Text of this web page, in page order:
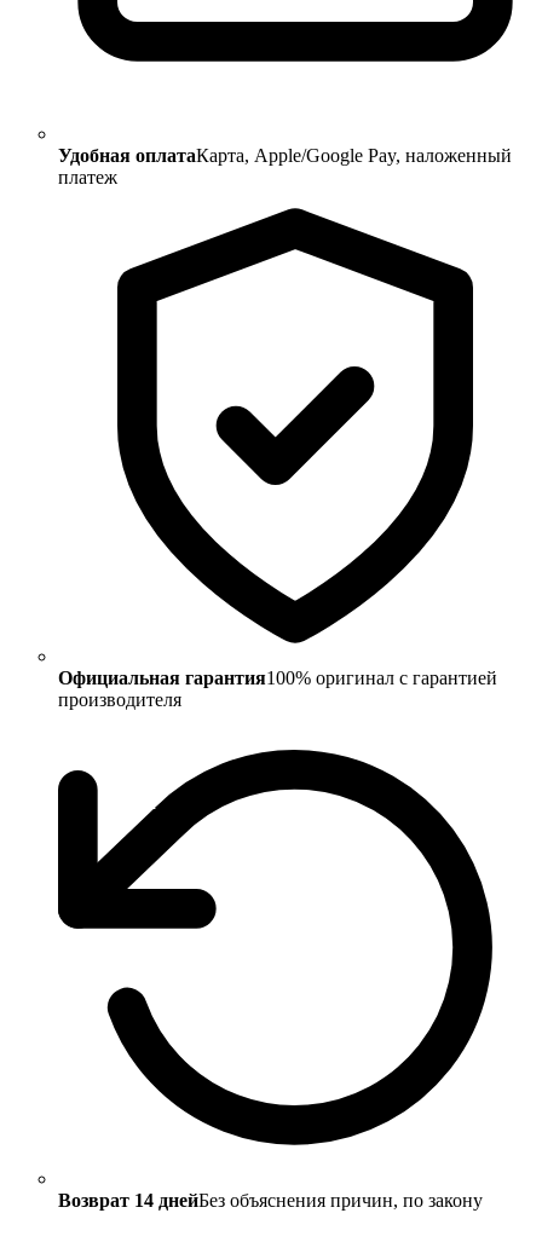
Удобная оплатаКарта, Apple/Google Pay, наложенный
платеж
Официальная гарантия100% оригинал с гарантией
производителя
Возврат 14 днейБез объяснения причин, по закону